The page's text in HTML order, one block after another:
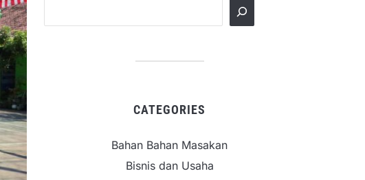
CATEGORIES
Bahan Bahan Masakan
Bisnis dan Usaha